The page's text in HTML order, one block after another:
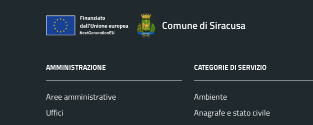
Comune di Siracusa
AMMINISTRAZIONE
Aree amministrative
Uffici
CATEGORIE DI SERVIZIO
Ambiente
Anagrafe e stato civile